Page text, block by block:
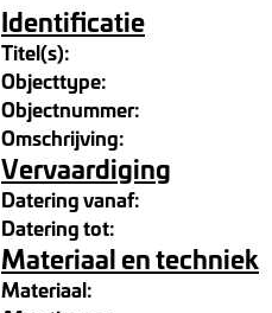
Identificatie
Titel(s):
Objecttype:
Objectnummer:
Omschrijving:
Vervaardiging
Datering vanaf:
Datering tot:
Materiaal en techniek
Materiaal: